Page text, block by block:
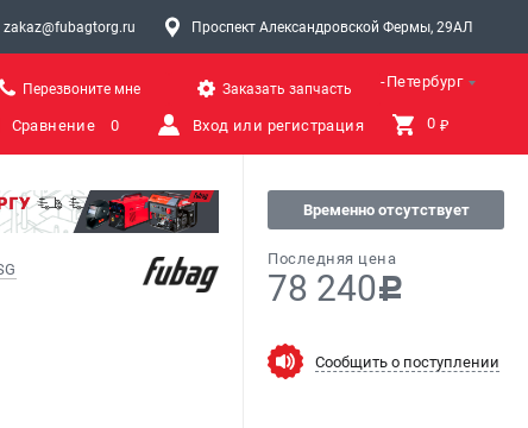
zakaz@fubagtorg.ru Проспект Александровской Фермы, 29АЛ
Санкт-Петербург
Перезвоните мне Заказать запчасть
Сравнение 0 Вход или регистрация 0 ₽
Временно отсутствует
Последняя цена
78 240c
Сообщить о поступлении